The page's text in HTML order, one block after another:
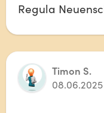
Regula
Timon S.
08.06.2025